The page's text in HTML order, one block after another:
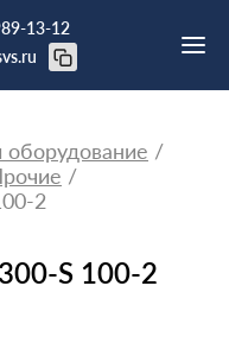
13-12
2
S 100-2